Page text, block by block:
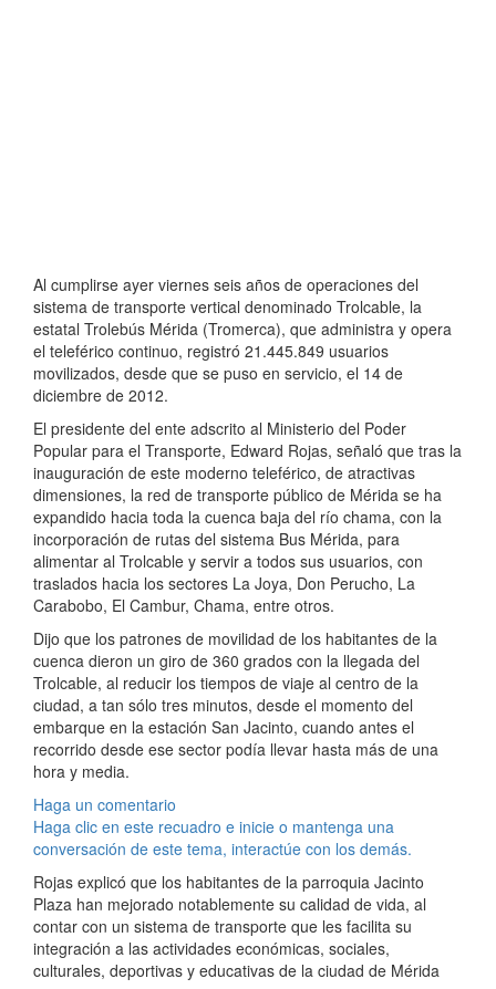
Al cumplirse ayer viernes seis años de operaciones del
sistema de transporte vertical denominado Trolcable, la
estatal Trolebús Mérida (Tromerca), que administra y opera
el teleférico continuo, registró 21.445.849 usuarios
movilizados, desde que se puso en servicio, el 14 de
diciembre de 2012.
El presidente del ente adscrito al Ministerio del Poder
Popular para el Transporte, Edward Rojas, señaló que tras la
inauguración de este moderno teleférico, de atractivas
dimensiones, la red de transporte público de Mérida se ha
expandido hacia toda la cuenca baja del río chama, con la
incorporación de rutas del sistema Bus Mérida, para
alimentar al Trolcable y servir a todos sus usuarios, con
traslados hacia los sectores La Joya, Don Perucho, La
Carabobo, El Cambur, Chama, entre otros.
Dijo que los patrones de movilidad de los habitantes de la
cuenca dieron un giro de 360 grados con la llegada del
Trolcable, al reducir los tiempos de viaje al centro de la
ciudad, a tan sólo tres minutos, desde el momento del
embarque en la estación San Jacinto, cuando antes el
recorrido desde ese sector podía llevar hasta más de una
hora y media.
Haga un comentario
Haga clic en este recuadro e inicie o mantenga una
conversación de este tema, interactúe con los demás.
Rojas explicó que los habitantes de la parroquia Jacinto
Plaza han mejorado notablemente su calidad de vida, al
contar con un sistema de transporte que les facilita su
integración a las actividades económicas, sociales,
culturales, deportivas y educativas de la ciudad de Mérida